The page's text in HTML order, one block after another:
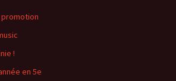
promotion
!
en 5e